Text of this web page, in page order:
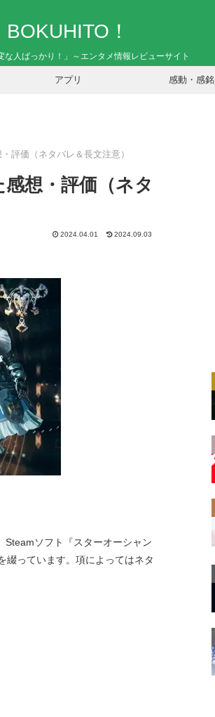
BOKUHITO！
な人ばっかり！」～エンタメ情報レビューサイト
アプリ 感動・感銘
評価（ネタバレ＆長文注意）
想・評価（ネタ
2024.04.01 2024.09.03
ソフト『スターオーシャン
綴っています。項によってはネタ